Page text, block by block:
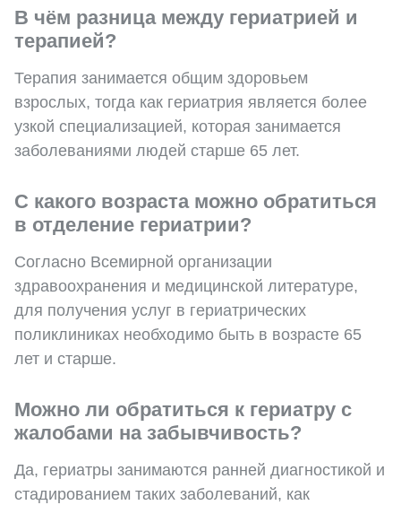
В чём разница между гериатрией и
терапией?
Терапия занимается общим здоровьем
взрослых, тогда как гериатрия является более
узкой специализацией, которая занимается
заболеваниями людей старше 65 лет.
С какого возраста можно обратиться
в отделение гериатрии?
Согласно Всемирной организации
здравоохранения и медицинской литературе,
для получения услуг в гериатрических
поликлиниках необходимо быть в возрасте 65
лет и старше.
Можно ли обратиться к гериатру с
жалобами на забывчивость?
Да, гериатры занимаются ранней диагностикой и
стадированием таких заболеваний, как